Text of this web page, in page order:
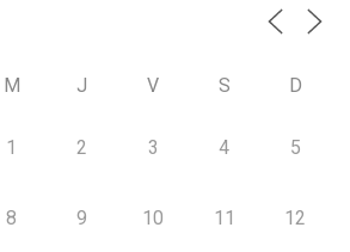
M J V S D
1 2 3 4 5
8 9 10 11 12